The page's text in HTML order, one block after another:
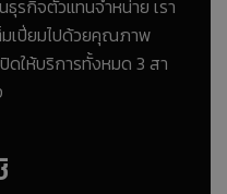
รกิจตัวแทนจำหน่าย เรา
เปี่ยมไปด้วยคุณภาพ
ดให้บริการทั้งหมด 3 สา